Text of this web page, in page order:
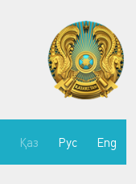
Қаз Рус Eng